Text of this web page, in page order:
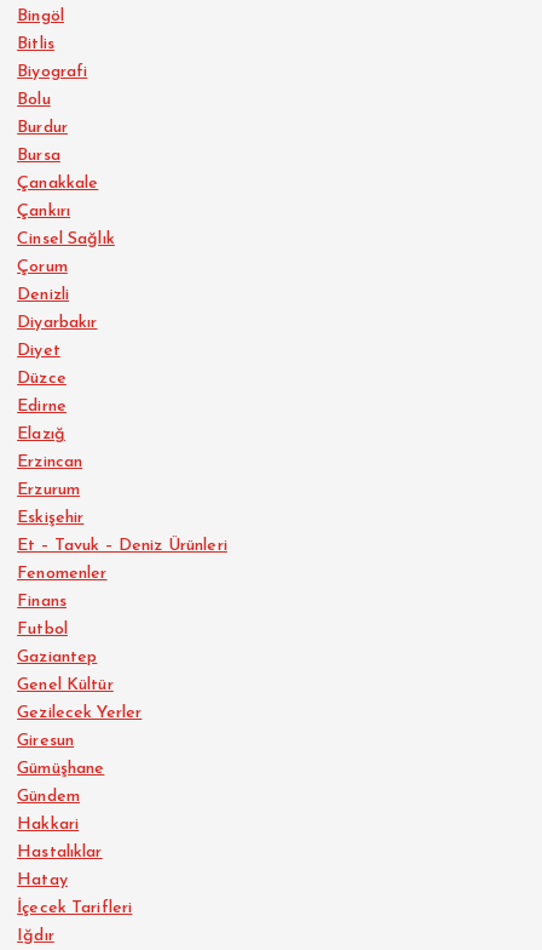
Bingöl
Bitlis
Biyografi
Bolu
Burdur
Bursa
Çanakkale
Çankırı
Cinsel Sağlık
Çorum
Denizli
Diyarbakır
Diyet
Düzce
Edirne
Elazığ
Erzincan
Erzurum
Eskişehir
Et – Tavuk – Deniz Ürünleri
Fenomenler
Finans
Futbol
Gaziantep
Genel Kültür
Gezilecek Yerler
Giresun
Gümüşhane
Gündem
Hakkari
Hastalıklar
Hatay
İçecek Tarifleri
Iğdır